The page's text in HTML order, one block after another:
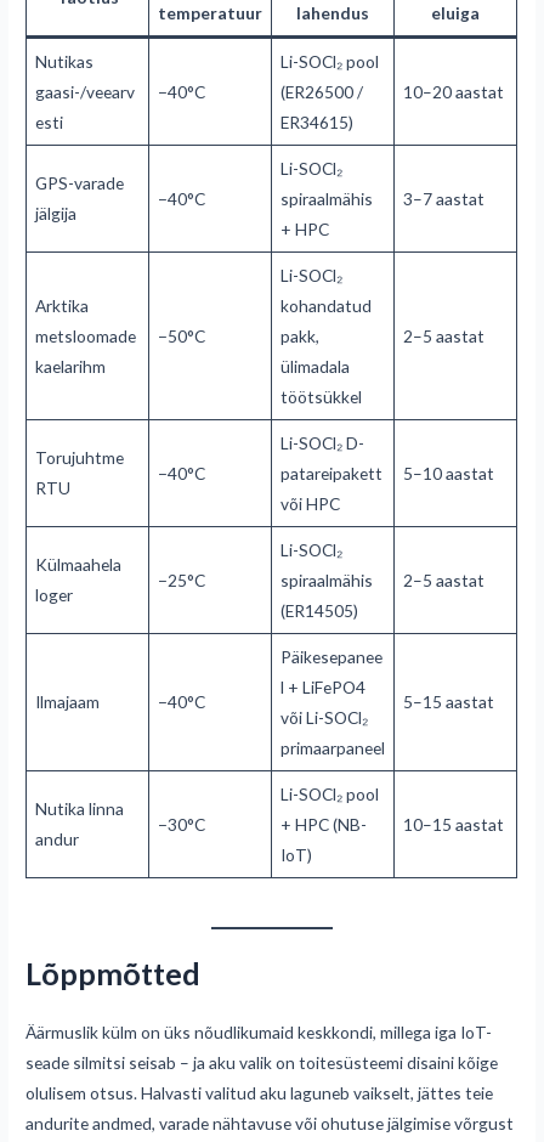
temperatuur
lahendus
eluiga
Nutikas
gaasi-/veearv
esti
−40°C
Li-SOCl₂ pool
(ER26500 /
ER34615)
10–20 aastat
GPS-varade
jälgija
−40°C
Li-SOCl₂
spiraalmähis
+ HPC
3–7 aastat
Arktika
metsloomade
kaelarihm
−50°C
Li-SOCl₂
kohandatud
pakk,
ülimadala
töötsükkel
2–5 aastat
Torujuhtme
RTU
−40°C
Li-SOCl₂ D-
patareipakett
või HPC
5–10 aastat
Külmaahela
loger
−25°C
Li-SOCl₂
spiraalmähis
(ER14505)
2–5 aastat
Ilmajaam −40°C
Päikesepanee
l + LiFePO4
või Li-SOCl₂
primaarpaneel
5–15 aastat
Nutika linna
andur
−30°C
Li-SOCl₂ pool
+ HPC (NB-
IoT)
10–15 aastat
Lõppmõtted
Äärmuslik külm on üks nõudlikumaid keskkondi, millega iga IoT-
seade silmitsi seisab – ja aku valik on toitesüsteemi disaini kõige
olulisem otsus. Halvasti valitud aku laguneb vaikselt, jättes teie
andurite andmed, varade nähtavuse või ohutuse jälgimise võrgust